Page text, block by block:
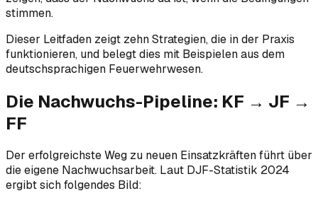
stimmen.
Dieser Leitfaden zeigt zehn Strategien, die in der Praxis
funktionieren, und belegt dies mit Beispielen aus dem
deutschsprachigen Feuerwehrwesen.
Die Nachwuchs-Pipeline: KF → JF →
FF
Der erfolgreichste Weg zu neuen Einsatzkräften führt über
die eigene Nachwuchsarbeit. Laut DJF-Statistik 2024
ergibt sich folgendes Bild: